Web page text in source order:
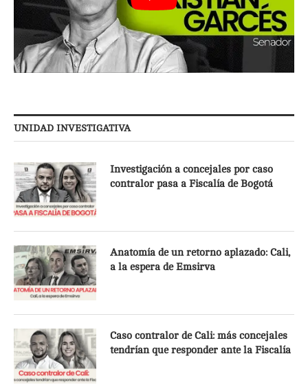
UNIDAD INVESTIGATIVA
Investigación a concejales por caso
contralor pasa a Fiscalía de Bogotá
Anatomía de un retorno aplazado: Cali,
a la espera de Emsirva
Caso contralor de Cali: más concejales
tendrían que responder ante la Fiscalía